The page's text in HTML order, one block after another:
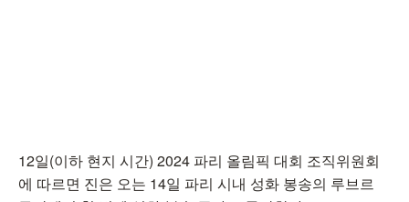
12일(이하 현지 시간) 2024 파리 올림픽 대회 조직위원회
에 따르면 진은 오는 14일 파리 시내 성화 봉송의 루브르